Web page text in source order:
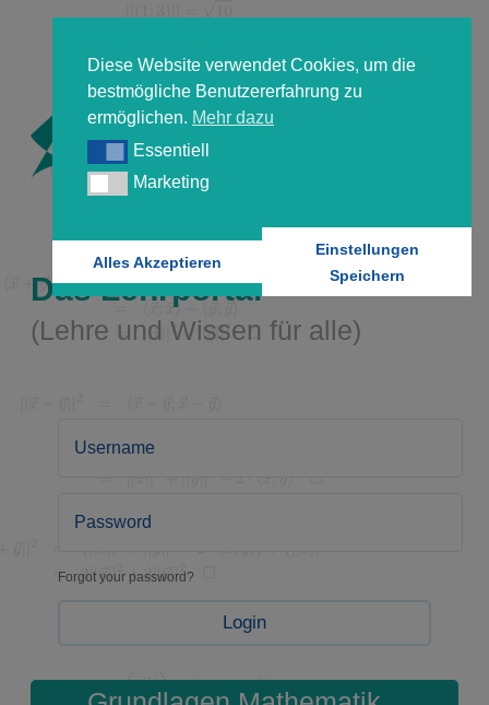
Diese Website verwendet Cookies, um die
bestmögliche Benutzererfahrung zu
ermöglichen. Mehr dazu
EssentiellEssentiell
MarketingMarketing
Alles Akzeptieren
Einstellungen
Speichern
Das Lehrportal
(Lehre und Wissen für alle)
Forgot your password?
Login